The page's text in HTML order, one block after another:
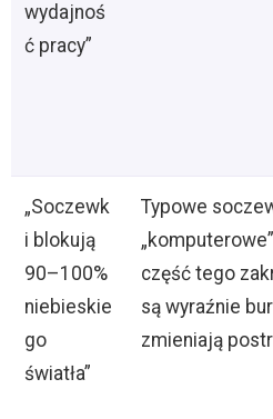
wydajnoś
ć pracy”
„Soczewk
i blokują
90–100%
niebieskie
go
światła”
Typowe
część tego
są wyraźnie
zmieniają